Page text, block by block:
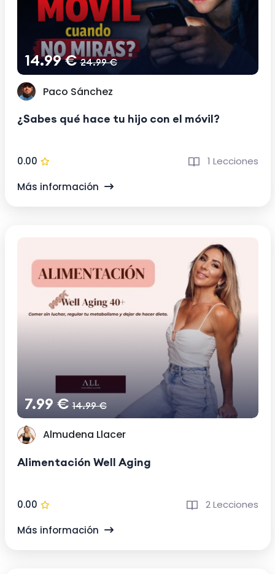
14.99 €24.99 €
Paco Sánchez
¿Sabes qué hace tu hijo con el móvil?
0.00
1 Lecciones
Más información
7.99 €14.99 €
Almudena Llacer
Alimentación Well Aging
0.00
2 Lecciones
Más información